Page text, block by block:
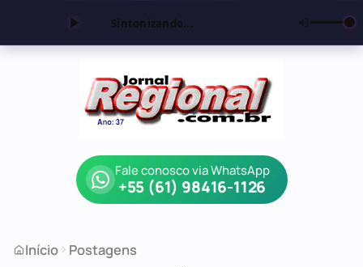
Sintonizando...
Fale conosco via WhatsApp
+55 (61) 98416-1126
Início Postagens